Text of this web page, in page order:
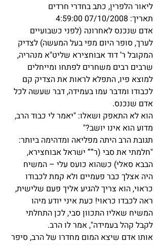
ליאור הלפרין, כתב בחדרי חרדים
תאריך: 07/10/2008 4:59:00
אדם שנכנס לאחרונה (לפני כשבועיים
לערך, סופר היום מפי בעל המעשה) לצדיק
המקובל ר’ דוד אבוחצירא שליט"א מנהריה,
שרבים רבים משחרים לפתחו ומייחלים
למוצא פיו, התפלא לראות את הצדיק קם
לכבודו ומדבר עמו בעמידה, דבר שעשה לכל
אדם שנכנס.
הוא לא התאפק ושאלו: "יאמר לי כבוד הרב,
מדוע הוא אינו יושב?"
תגובת הרב היתה מפליאה ומדהימה ביותר:
"חלמתי את סבי (ר”” ישראל אבוחצירא,
הבבא סאלי) כשהוא כועס עלי – המשיח
היה אצלך כבר פעמיים ולא קמת לכבודו
כראוי, הוא צריך להגיע אליך פעם שלישית,
ראה לכבדו כראוי! כעת איני יודע מיהו
המשיח שאליו התכוון סבי, לכן התחלתי
לקבל קהל בעמידה", אמר לו הרב.
אותו אדם שיצא המום מחדרו של הרב, סיפר